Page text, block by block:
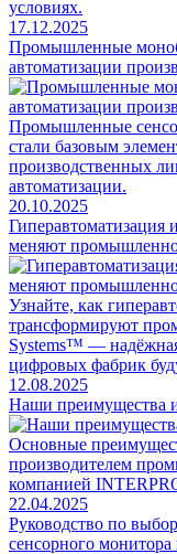
условиях.
17.12.2025
Промышленные
автоматизации
Промышленные
стали базовым
производственных
автоматизации.
20.10.2025
Гиперавтоматизация
меняют
Узнайте, как
трансформируют
Systems™ —
цифровых фабрик
12.08.2025
Наши преимущества и
Основные
производителем
компанией
22.04.2025
Руководство по
сенсорного